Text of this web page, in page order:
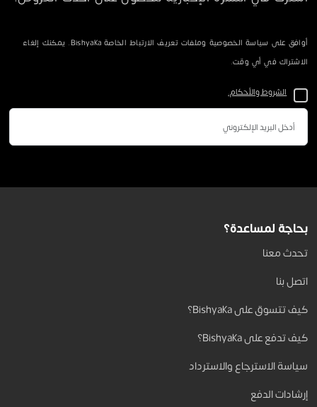
أوافق على سياسة الخصوصية وملفات تعريف الارتباط الخاصة Bishyaka. يمكنك إلغاء
الاشتراك في أي وقت.
الشروط والأحكام.
بحاجة لمساعدة؟
تحدث معنا
اتصل بنا
كيف تتسوق على Bishyaka؟
كيف تدفع على Bishyaka؟
سياسة الاسترجاع والاسترداد
إرشادات الدفع